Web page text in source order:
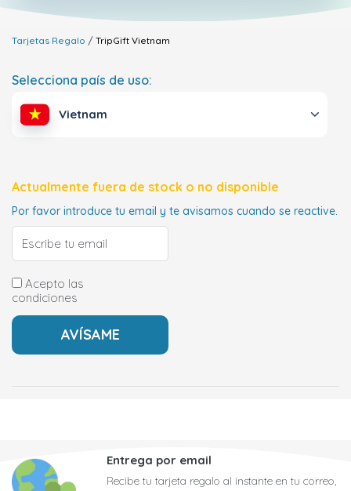
Tarjetas Regalo TripGift Vietnam
Selecciona país de uso:
Vietnam
Actualmente fuera de stock o no disponible
Por favor introduce tu email y te avisamos cuando se reactive.
Acepto las
condiciones
Entrega por email
Recibe tu tarjeta regalo al instante en tu correo,